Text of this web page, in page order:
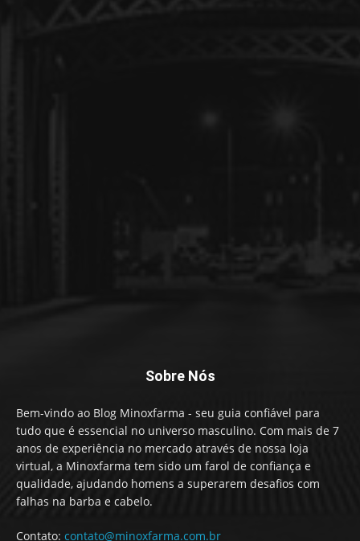
Sobre Nós
Bem-vindo ao Blog Minoxfarma - seu guia confiável para
tudo que é essencial no universo masculino. Com mais de 7
anos de experiência no mercado através de nossa loja
virtual, a Minoxfarma tem sido um farol de confiança e
qualidade, ajudando homens a superarem desafios com
falhas na barba e cabelo.
Contato: contato@minoxfarma.com.br